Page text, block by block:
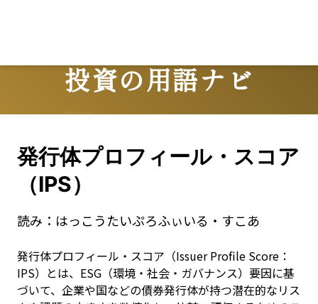
投資の用語ナビ
Terms
発行体プロフィール・スコア
（IPS）
読み： はっこうたいぷろふぃいる・すこあ
発行体プロフィール・スコア（Issuer Profile Score：
IPS）とは、ESG（環境・社会・ガバナンス）要因に基
づいて、企業や国などの債券発行体が持つ潜在的なリス